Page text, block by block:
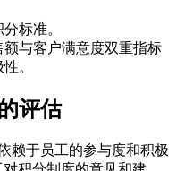
标准。
额与客户满意度双重指标
。
评估
赖于员工的参与度和积极